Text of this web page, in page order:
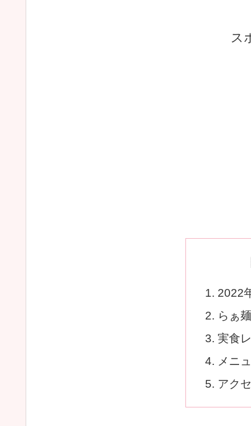
ス
2022
らぁ
実食
メニ
アク